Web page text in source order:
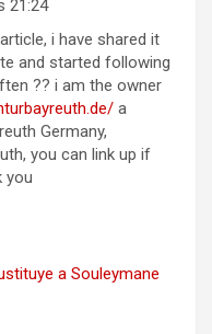
21:24
i have shared it
and started following
?? i am the owner
a
Germany,
you can link up if
you
a Souleymane